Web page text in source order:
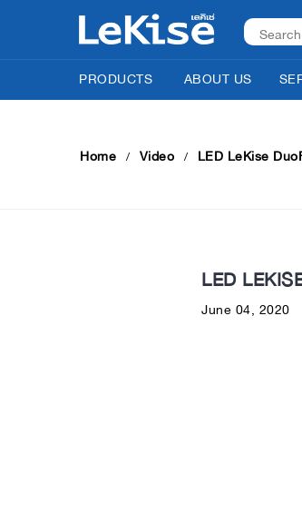
PRODUCTS
ABOUT US
Home Video LED LeKise
LED
June 04, 2020